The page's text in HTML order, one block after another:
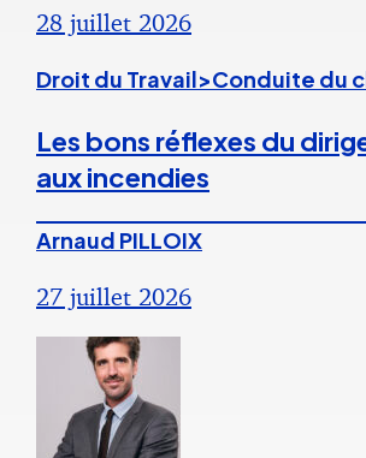
28 juillet 2026
Droit du Travail>Conduite du
Les bons réflexes du
aux incendies
Arnaud PILLOIX
27 juillet 2026